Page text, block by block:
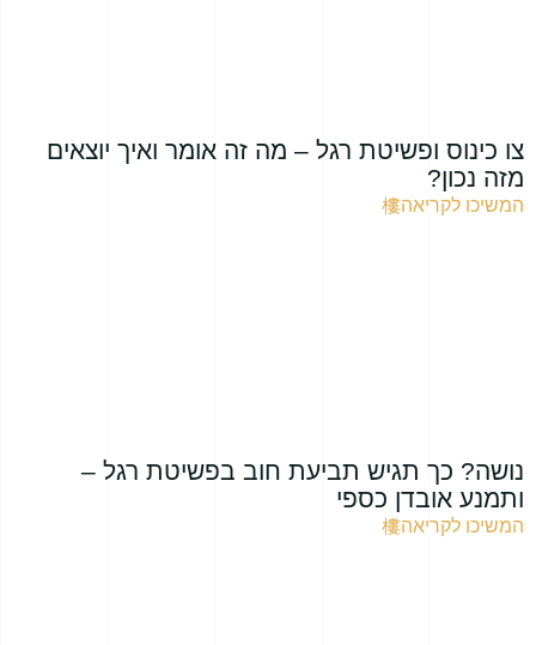
צו כינוס ופשיטת רגל – מה זה אומר ואיך יוצאים
מזה נכון?
המשיכו לקריאה
נושה? כך תגיש תביעת חוב בפשיטת רגל –
ותמנע אובדן כספי
המשיכו לקריאה